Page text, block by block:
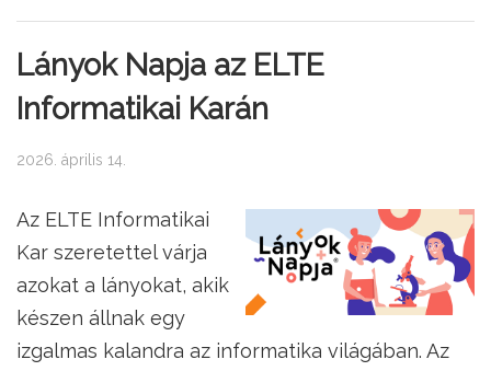
Lányok Napja az ELTE
Informatikai Karán
2026. április 14.
Az ELTE Informatikai
Kar szeretettel várja
azokat a lányokat, akik
készen állnak egy
izgalmas kalandra az informatika világában. Az